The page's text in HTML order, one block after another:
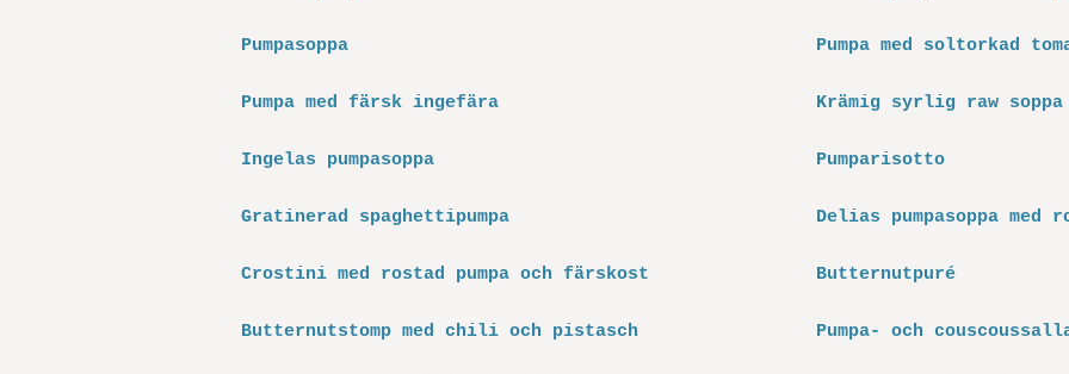
Pumpasoppa Pumpa med soltorkad
Pumpa med färsk ingefära Krämig syrlig raw soppa
Ingelas pumpasoppa Pumparisotto
Gratinerad spaghettipumpa Delias pumpasoppa med
Crostini med rostad pumpa och färskost Butternutpuré
Butternutstomp med chili och pistasch Pumpa- och